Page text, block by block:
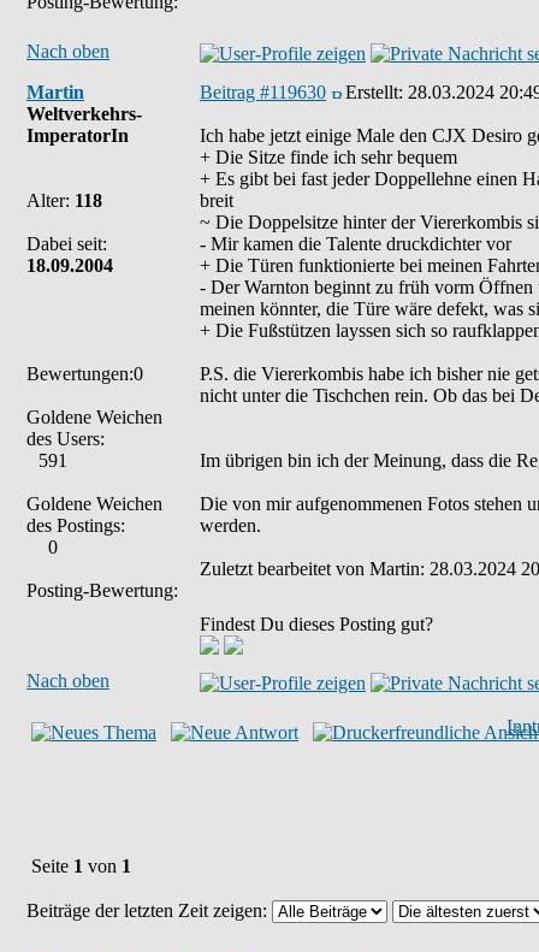
Nach oben
Martin
Weltverkehrs-
ImperatorIn
Alter: 118
Dabei seit:
18.09.2004
Bewertungen:0
Goldene Weichen
des Users:
591
Goldene Weichen
des Postings:
0
Posting-Bewertung:
Beitrag #119630 Erstellt: 28.03.2024
Ich habe jetzt einige Male den CJX Desiro
+ Die Sitze finde ich sehr bequem
+ Es gibt bei fast jeder Doppellehne einen
breit
~ Die Doppelsitze hinter der Viererkombis
- Mir kamen die Talente druckdichter vor
+ Die Türen funktionierte bei meinen
- Der Warnton beginnt zu früh vorm Öffnen
meinen könnter, die Türe wäre defekt, was
+ Die Fußstützen layssen sich so
P.S. die Viererkombis habe ich bisher nie
nicht unter die Tischchen rein. Ob das bei
Im übrigen bin ich der Meinung, dass die
Die von mir aufgenommenen Fotos stehen
werden.
Zuletzt bearbeitet von Martin: 28.03.2024
Findest Du dieses Posting gut?
Nach oben
Seite 1 von 1
Beiträge der letzten Zeit zeigen: